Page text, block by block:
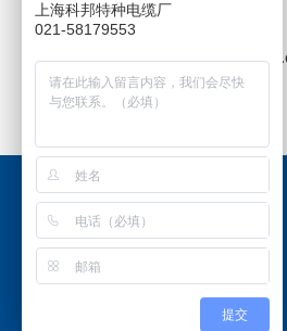
公司传真：
电子邮箱：
上海科邦特种电缆厂
021-58179553
提交